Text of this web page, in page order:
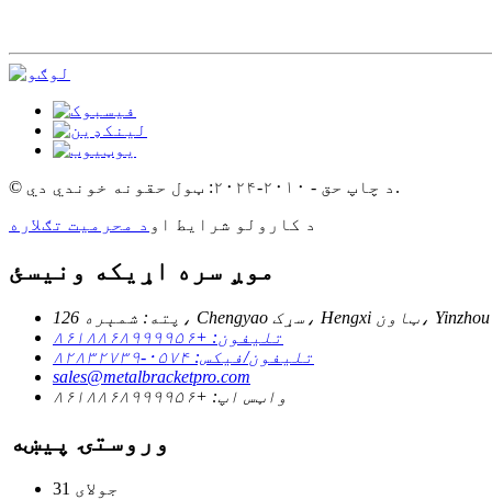
© د چاپ حق - ۲۰۱۰-۲۰۲۴: ټول حقونه خوندي دي.
د کارولو شرایط او د محرمیت تګلاره
موږ سره اړیکه ونیسئ
تلیفون: +۸۶۱۸۸۶۸۹۹۹۹۵۶
تلیفون/فیکس: ۰۵۷۴-۸۲۸۳۲۷۳۹
sales@metalbracketpro.com
واټس اپ: +۸۶۱۸۸۶۸۹۹۹۹۵۶
وروستۍ پیښه
جولای 31